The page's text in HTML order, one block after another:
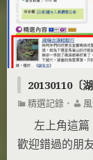
20130110〔
精選記錄 ・
左上角這篇
歡迎錯過的